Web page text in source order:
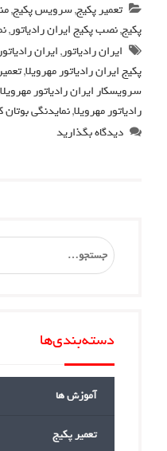
تعمیر پکیج,سرویس پکیج,
پکیج,نصب پکیج ایران رادیاتور,
ایران رادیاتور,ایران
پکیج ایران رادیاتور مهرویلا,
سرویسکار ایران رادیاتور مهرویلا
رادیاتور مهرویلا,نمایدنگی بوتان
دیدگاه بگذارید
Search
for:
دسته‌بندی‌ها
آموزش ها
تعمیر پکیج